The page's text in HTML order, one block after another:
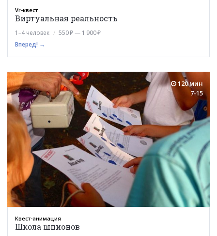
Vr-квест
Виртуальная реальность
1–4 человек
550 ₽ — 1 900 ₽
Вперед! →
120 мин
7-15
Квест-анимация
Школа шпионов